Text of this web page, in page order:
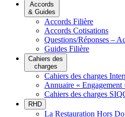
Accords
& Guides
Accords Filière
Accords Cotisations
Questions/Réponses –
Guides Filière
Cahiers des
charges
Cahiers des charges
Annuaire « Engagement
Cahiers des charges
RHD
La Restauration Hors